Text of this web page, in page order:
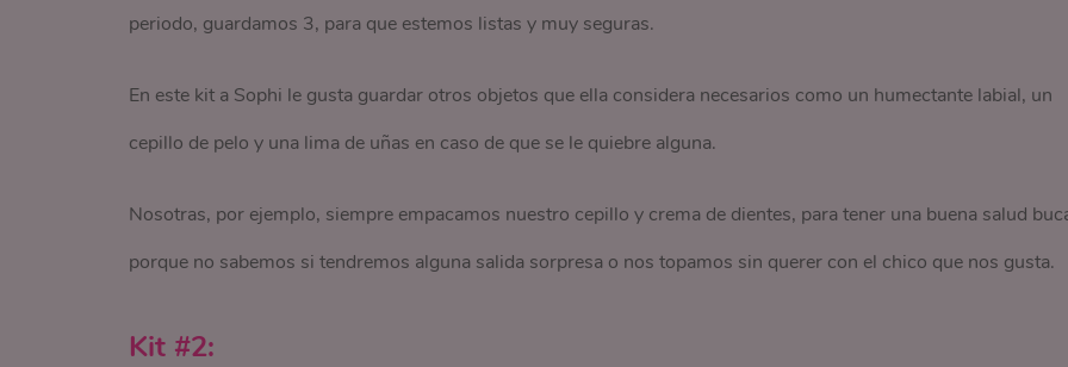
periodo, guardamos 3, para que estemos listas y muy seguras.
En este kit a Sophi le gusta guardar otros objetos que ella considera necesarios como un humectante labial, un
cepillo de pelo y una lima de uñas en caso de que se le quiebre alguna.
Nosotras, por ejemplo, siempre empacamos nuestro cepillo y crema de dientes, para tener una buena salud
porque no sabemos si tendremos alguna salida sorpresa o nos topamos sin querer con el chico que nos gusta.
Kit #2: